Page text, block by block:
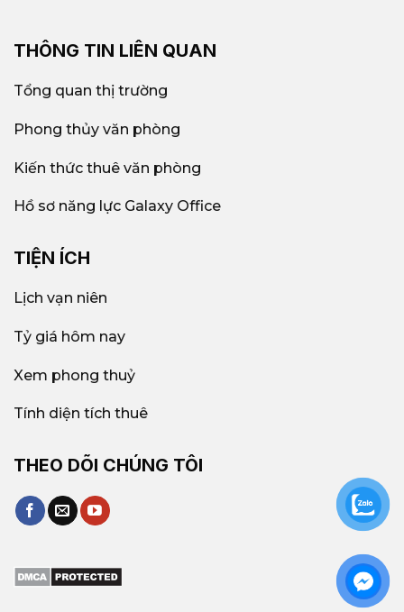
THÔNG TIN LIÊN QUAN
Tổng quan thị trường
Phong thủy văn phòng
Kiến thức thuê văn phòng
Hồ sơ năng lực Galaxy Office
TIỆN ÍCH
Lịch vạn niên
Tỷ giá hôm nay
Xem phong thuỷ
Tính diện tích thuê
THEO DÕI CHÚNG TÔI